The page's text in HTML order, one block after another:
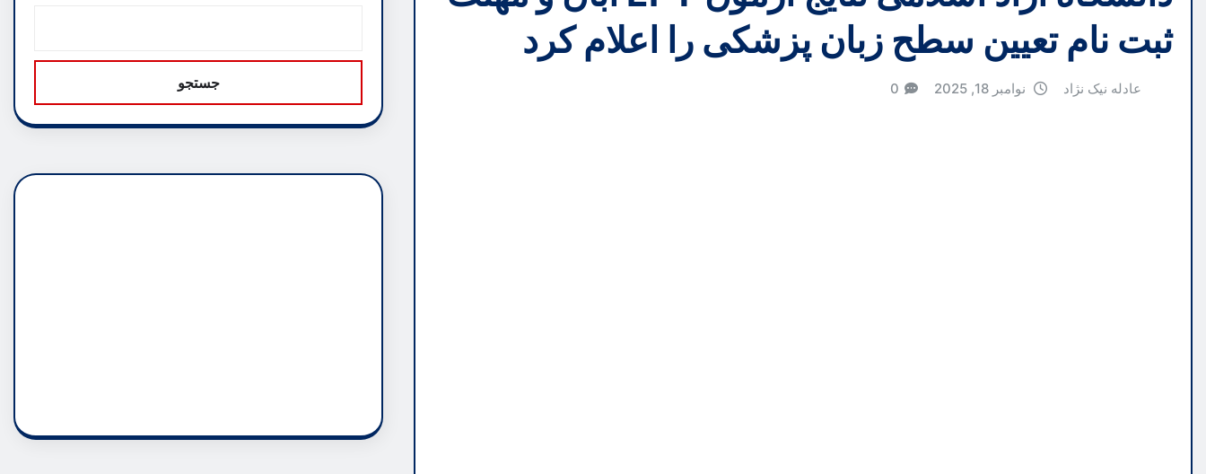
ثبت نام تعیین سطح زبان پزشکی را اعلام کرد
عادله نیک نژاد نوامبر 18, 2025 0 جستجو